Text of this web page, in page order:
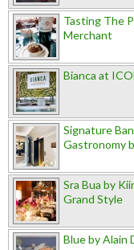
Tasting The
Merchant
Bianca at
Signature
Gastronomy
Sra Bua by
Grand Style
Blue by Alain